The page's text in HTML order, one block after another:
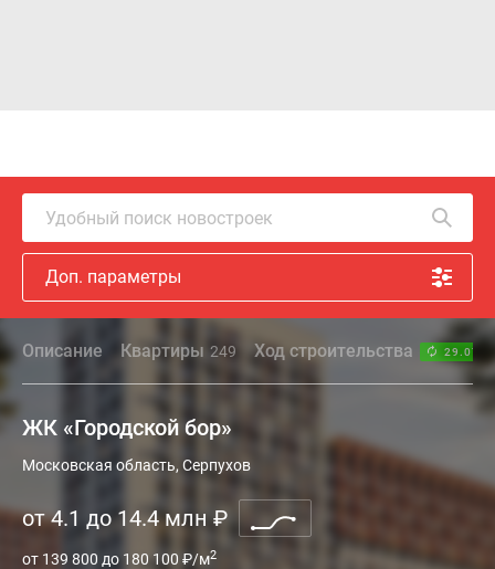
Удобный поиск новостроек
Доп. параметры
Описание Квартиры 249 Ход строительства
ЖК «Городской бор»
Московская область, Серпухов
от 4.1 до 14.4 млн ₽
от 139 800 до 180 100 ₽/м2